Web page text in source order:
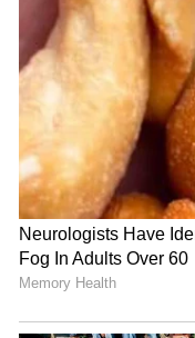
హిందూపురం
హిందూపురం స్థానం
కూటమి అభ్యర్థి
సాధించారు. గత ఎన్నికల్లో
పదవికి రాజీనామా చేయ‌డంతో
ఏలూరు నగరపాలక